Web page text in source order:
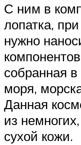
С ним в
лопатка,
нужно
собранная
моря,
Данная
из
сухой кожи.